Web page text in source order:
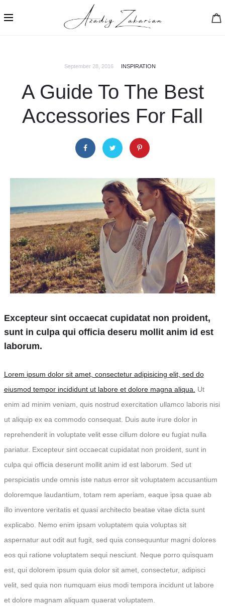
September 28, 2016 INSPIRATION
A Guide To The Best
Accessories For Fall
Excepteur sint occaecat cupidatat non proident,
sunt in culpa qui officia deseru mollit anim id est
laborum.
Lorem ipsum dolor sit amet, consectetur adipisicing elit, sed do
eiusmod tempor incididunt ut labore et dolore magna aliqua.
Ut
enim ad minim veniam, quis nostrud exercitation ullamco laboris nisi
ut aliquip ex ea commodo consequat. Duis aute irure dolor in
reprehenderit in voluptate velit esse cillum dolore eu fugiat nulla
pariatur. Excepteur sint occaecat cupidatat non proident, sunt in
culpa qui officia deserunt mollit anim id est laborum. Sed ut
perspiciatis unde omnis iste natus error sit voluptatem accusantium
doloremque laudantium, totam rem aperiam, eaque ipsa quae ab
illo inventore veritatis et quasi architecto beatae vitae dicta sunt
explicabo. Nemo enim ipsam voluptatem quia voluptas sit
aspernatur aut odit aut fugit, sed quia consequuntur magni dolores
eos qui ratione voluptatem sequi nesciunt. Neque porro quisquam
est, qui dolorem ipsum quia dolor sit amet, consectetur, adipisci
velit, sed quia non numquam eius modi tempora incidunt ut labore
et dolore magnam aliquam quaerat voluptatem.